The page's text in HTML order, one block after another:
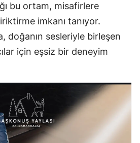
bu ortam, misafirlere
imkanı tanıyor.
doğanın sesleriyle birleşen
için eşsiz bir deneyim